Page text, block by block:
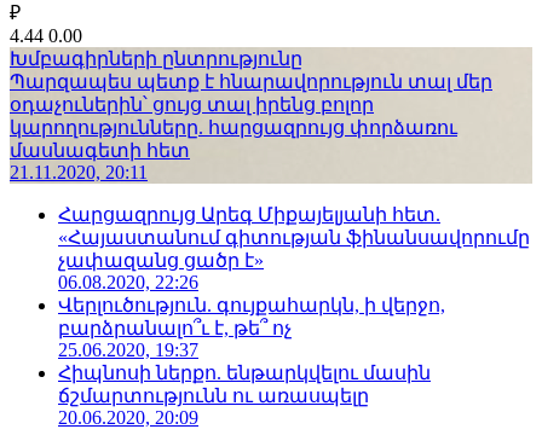
₽
4.44 0.00
Խմբագիրների ընտրությունը
Պարզապես պետք է հնարավորություն տալ մեր
օդաչուներին՝ ցույց տալ իրենց բոլոր
կարողությունները. հարցազրույց փորձառու
մասնագետի հետ
21.11.2020, 20:11
Հարցազրույց Արեգ Միքայելյանի հետ.
«Հայաստանում գիտության ֆինանսավորումը
չափազանց ցածր է»
06.08.2020, 22:26
Վերլուծություն. գույքահարկն, ի վերջո,
բարձրանալո՞ւ է, թե՞ ոչ
25.06.2020, 19:37
Հիպնոսի ներքո. ենթարկվելու մասին
ճշմարտությունն ու առասպելը
20.06.2020, 20:09